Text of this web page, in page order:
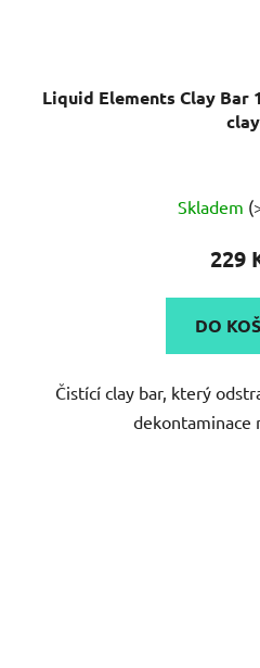
Liquid Elements Clay Bar
clay
Skladem
229
DO
Čistící clay bar, který
dekontaminace